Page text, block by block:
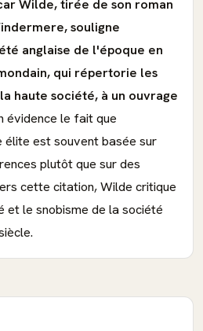
Wilde, tirée de son roman
souligne
anglaise de l'époque en
qui répertorie les
haute société, à un ouvrage
évidence le fait que
est souvent basée sur
plutôt que sur des
cette citation, Wilde critique
et le snobisme de la société